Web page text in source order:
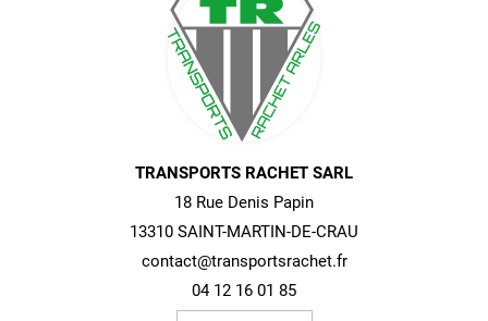
TRANSPORTS RACHET SARL
18 Rue Denis Papin
13310 SAINT-MARTIN-DE-CRAU
contact@transportsrachet.fr
04 12 16 01 85